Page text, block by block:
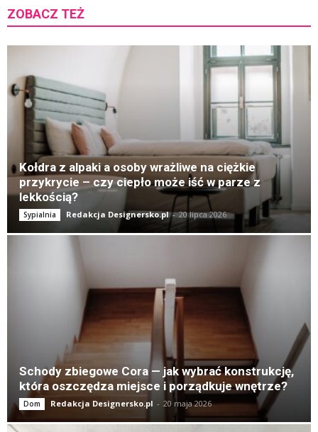
ZOBACZ TEŻ
Kołdra z alpaki a osoby wrażliwe na ciężkie
przykrycie – czy ciepło może iść w parze z
lekkością?
Sypialnia Redakcja Designersko.pl - 20 lipca 2026
Schody zbiegowe Cora — jak wybrać konstrukcję,
która oszczędza miejsce i porządkuje wnętrze?
Dom Redakcja Designersko.pl - 20 maja 2026